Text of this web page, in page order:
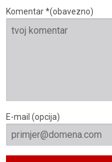
Komentar *(obavezno)
E-mail (opcija)